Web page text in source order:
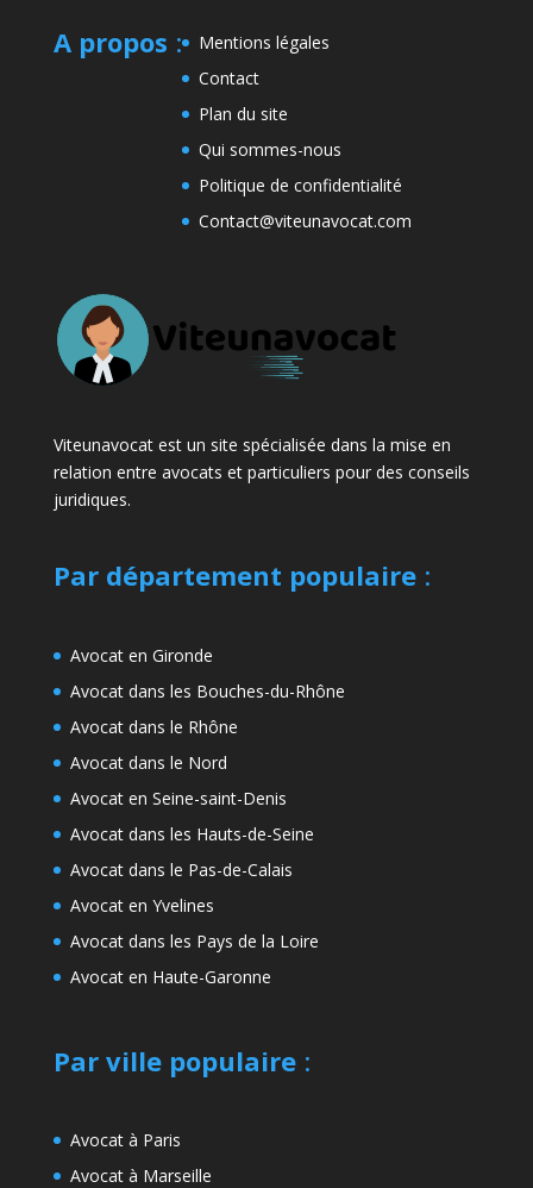
A propos :
Mentions légales
Contact
Plan du site
Qui sommes-nous
Politique de confidentialité
Contact@viteunavocat.com
Viteunavocat est un site spécialisée dans la mise en
relation entre avocats et particuliers pour des conseils
juridiques.
Par département populaire:
Avocat en Gironde
Avocat dans les Bouches-du-Rhône
Avocat dans le Rhône
Avocat dans le Nord
Avocat en Seine-saint-Denis
Avocat dans les Hauts-de-Seine
Avocat dans le Pas-de-Calais
Avocat en Yvelines
Avocat dans les Pays de la Loire
Avocat en Haute-Garonne
Par ville populaire:
Avocat à Paris
Avocat à Marseille